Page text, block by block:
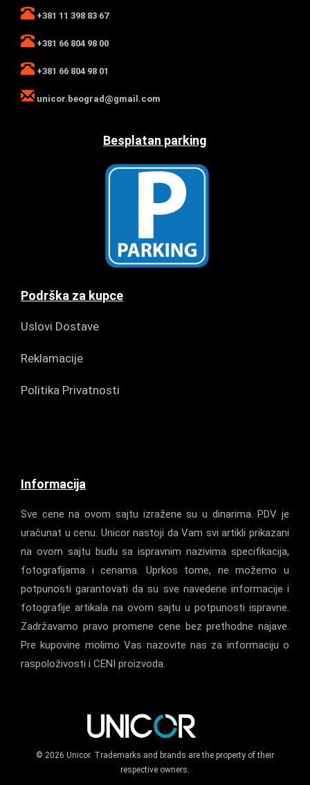
+381 11 398 83 67
+381 66 804 98 00
+381 66 804 98 01
unicor.beograd@gmail.com
Besplatan parking
Podrška za kupce
Uslovi Dostave
Reklamacije
Politika Privatnosti
Informacija
Sve cene na ovom sajtu izražene su u dinarima. PDV je
uračunat u cenu. Unicor nastoji da Vam svi artikli prikazani
na ovom sajtu budu sa ispravnim nazivima specifikacija,
fotografijama i cenama. Uprkos tome, ne možemo u
potpunosti garantovati da su sve navedene informacije i
fotografije artikala na ovom sajtu u potpunosti ispravne.
Zadržavamo pravo promene cene bez prethodne najave.
Pre kupovine molimo Vas nazovite nas za informaciju o
raspoloživosti i CENI proizvoda.
© 2026 Unicor. Trademarks and brands are the property of their
respective owners.